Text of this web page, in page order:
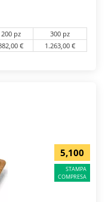
200 pz
300 pz
€ 1.263,00 €
5,100
STAMPA
COMPRESA